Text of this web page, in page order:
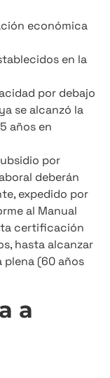
económica
en la
por debajo
se alcanzó la
años en
por
deberán
expedido por
al Manual
certificación
hasta alcanzar
plena (60 años
a